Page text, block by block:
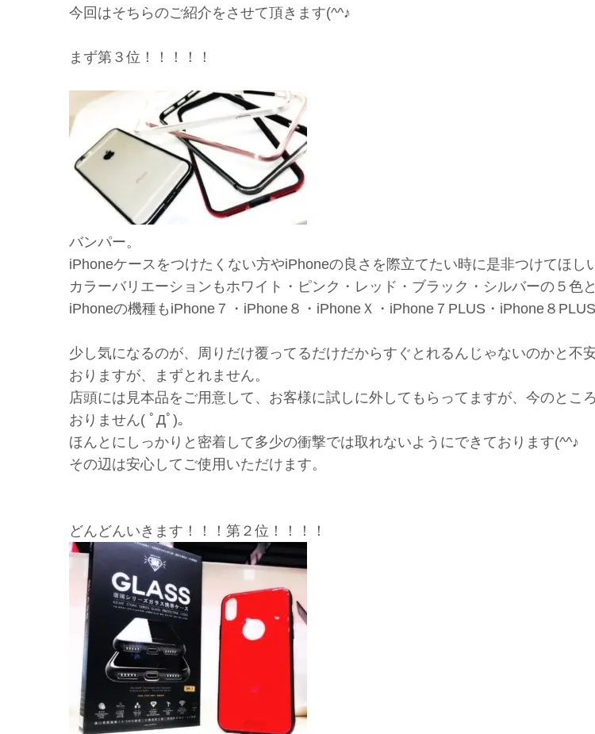
今回はそちらのご紹介をさせて頂きます(^^♪
まず第３位！！！！！
バンパー。
iPhoneケースをつけたくない方やiPhoneの良さを際立てたい時に是非つけてほし
カラーバリエーションもホワイト・ピンク・レッド・ブラック・シルバーの５色と
iPhoneの機種もiPhone７・iPhone８・iPhoneＸ・iPhone７PLUS・iPhone８
少し気になるのが、周りだけ覆ってるだけだからすぐとれるんじゃないのかと不
おりますが、まずとれません。
店頭には見本品をご用意して、お客様に試しに外してもらってますが、今のとこ
おりません( ﾟДﾟ)。
ほんとにしっかりと密着して多少の衝撃では取れないようにできております(^^♪
その辺は安心してご使用いただけます。
どんどんいきます！！！第２位！！！！